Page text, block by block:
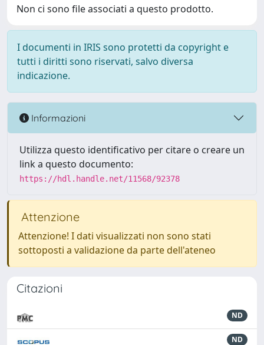
Non ci sono file associati a questo prodotto.
I documenti in IRIS sono protetti da copyright e
tutti i diritti sono riservati, salvo diversa
indicazione.
Informazioni
Utilizza questo identificativo per citare o creare un
link a questo documento:
https://hdl.handle.net/11568/92378
Attenzione
Attenzione! I dati visualizzati non sono stati
sottoposti a validazione da parte dell'ateneo
Citazioni
ND
ND